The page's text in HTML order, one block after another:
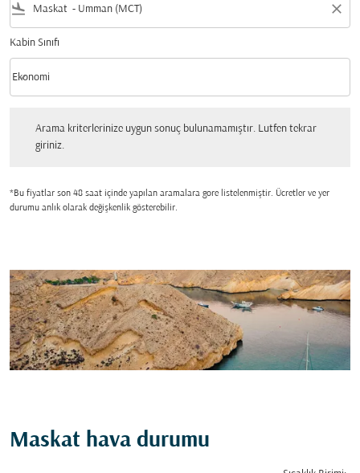
flight_land close
Kabin Sınıfı
Kabin Sınıfı option Ekonomi Selected
Ekonomi
keyboard_arrow_down
Arama kriterlerinize uygun sonuç bulunamamıştır. Lutfen tekrar
giriniz.
*Bu fiyatlar son 48 saat içinde yapılan aramalara gore listelenmiştir. Ücretler ve yer
durumu anlık olarak değişkenlik gösterebilir.
Maskat hava durumu